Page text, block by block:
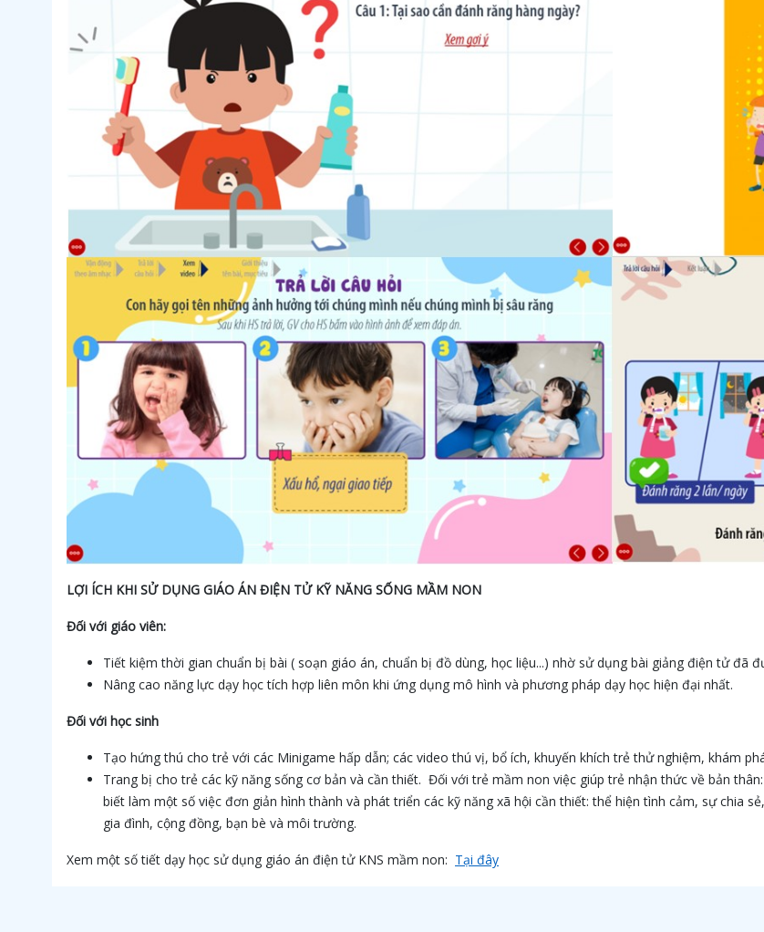
LỢI ÍCH KHI SỬ DỤNG GIÁO ÁN ĐIỆN TỬ KỸ NĂNG SỐNG MẦM NON
Đối với giáo viên:
Tiết kiệm thời gian chuẩn bị bài ( soạn giáo án, chuẩn bị đồ dùng, học liệu...) nhờ sử dụng bài giảng điện tử đã
Nâng cao năng lực dạy học tích hợp liên môn khi ứng dụng mô hình và phương pháp dạy học hiện đại nhất.
Đối với học sinh
Tạo hứng thú cho trẻ với các Minigame hấp dẫn; các video thú vị, bổ ích, khuyến khích trẻ thử nghiệm, khám
Trang bị cho trẻ các kỹ năng sống cơ bản và cần thiết. Đối với trẻ mầm non việc giúp trẻ nhận thức về bản
biết làm một số việc đơn giản hình thành và phát triển các kỹ năng xã hội cần thiết: thể hiện tình cảm, sự chia
gia đình, cộng đồng, bạn bè và môi trường.
Xem một số tiết dạy học sử dụng giáo án điện tử KNS mầm non: Tại đây